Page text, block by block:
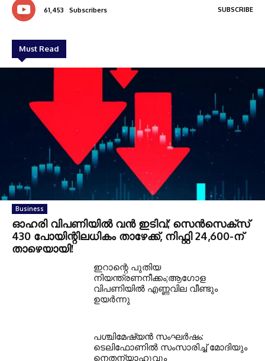
61,453 Subscribers SUBSCRIBE
Must Read
Business
ഓഹരി വിപണിയില്‍ വന്‍ ഇടിവ്; സെന്‍സെക്‌സ്
430 പോയിന്റിലധികം താഴേക്ക്, നിഫ്റ്റി 24,600-ന്
താഴെയായി!
ഇറാന്റെ പുതിയ
നിയന്ത്രണനീക്കം;ആഗോള
വിപണിയിൽ എണ്ണവില വീണ്ടും
ഉയർന്നു
പശ്ചിമേഷ്യന്‍ സംഘര്‍ഷം:
ടെലിഫോണില്‍ സംസാരിച്ച് മോദിയും
നെതന്യാഹുവും